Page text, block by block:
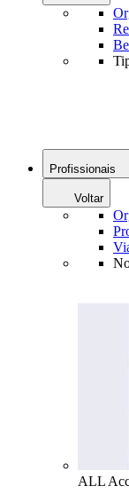
Profissionais
Voltar
ALL